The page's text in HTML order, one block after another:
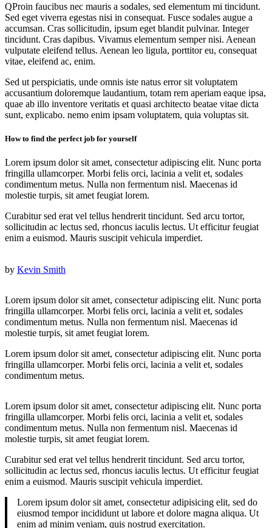
QProin faucibus nec mauris a sodales, sed elementum mi tincidunt.
Sed eget viverra egestas nisi in consequat. Fusce sodales augue a
accumsan. Cras sollicitudin, ipsum eget blandit pulvinar. Integer
tincidunt. Cras dapibus. Vivamus elementum semper nisi. Aenean
vulputate eleifend tellus. Aenean leo ligula, porttitor eu, consequat
vitae, eleifend ac, enim.
Sed ut perspiciatis, unde omnis iste natus error sit voluptatem
accusantium doloremque laudantium, totam rem aperiam eaque ipsa,
quae ab illo inventore veritatis et quasi architecto beatae vitae dicta
sunt, explicabo. nemo enim ipsam voluptatem, quia voluptas sit.
How to find the perfect job for yourself
Lorem ipsum dolor sit amet, consectetur adipiscing elit. Nunc porta
fringilla ullamcorper. Morbi felis orci, lacinia a velit et, sodales
condimentum metus. Nulla non fermentum nisl. Maecenas id
molestie turpis, sit amet feugiat lorem.
Curabitur sed erat vel tellus hendrerit tincidunt. Sed arcu tortor,
sollicitudin ac lectus sed, rhoncus iaculis lectus. Ut efficitur feugiat
enim a euismod. Mauris suscipit vehicula imperdiet.
by Kevin Smith
Lorem ipsum dolor sit amet, consectetur adipiscing elit. Nunc porta
fringilla ullamcorper. Morbi felis orci, lacinia a velit et, sodales
condimentum metus. Nulla non fermentum nisl. Maecenas id
molestie turpis, sit amet feugiat lorem.
Lorem ipsum dolor sit amet, consectetur adipiscing elit. Nunc porta
fringilla ullamcorper. Morbi felis orci, lacinia a velit et, sodales
condimentum metus.
Lorem ipsum dolor sit amet, consectetur adipiscing elit. Nunc porta
fringilla ullamcorper. Morbi felis orci, lacinia a velit et, sodales
condimentum metus. Nulla non fermentum nisl. Maecenas id
molestie turpis, sit amet feugiat lorem.
Curabitur sed erat vel tellus hendrerit tincidunt. Sed arcu tortor,
sollicitudin ac lectus sed, rhoncus iaculis lectus. Ut efficitur feugiat
enim a euismod. Mauris suscipit vehicula imperdiet.
Lorem ipsum dolor sit amet, consectetur adipisicing elit, sed do
eiusmod tempor incididunt ut labore et dolore magna aliqua. Ut
enim ad minim veniam, quis nostrud exercitation.